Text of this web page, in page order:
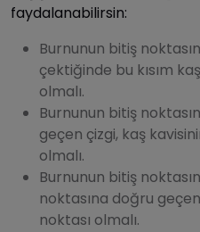
faydalanabilirsin:
Burnunun bitiş
çektiğinde bu kısım
olmalı.
Burnunun bitiş
geçen çizgi, kaş
olmalı.
Burnunun bitiş
noktasına doğru
noktası olmalı.